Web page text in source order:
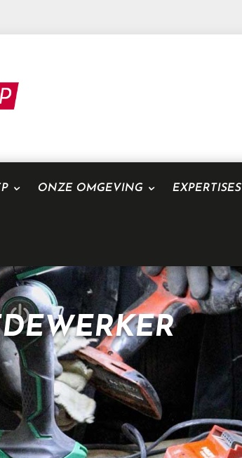
ONZE OMGEVING EXPERTISES